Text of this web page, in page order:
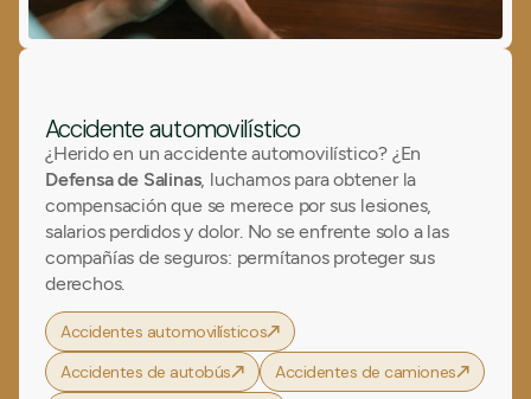
Accidente automovilístico
¿Herido en un accidente automovilístico? ¿En
Defensa de Salinas, luchamos para obtener la
compensación que se merece por sus lesiones,
salarios perdidos y dolor. No se enfrente solo a las
compañías de seguros: permítanos proteger sus
derechos.
Accidentes automovilísticos
Accidentes de autobús
Accidentes de camiones